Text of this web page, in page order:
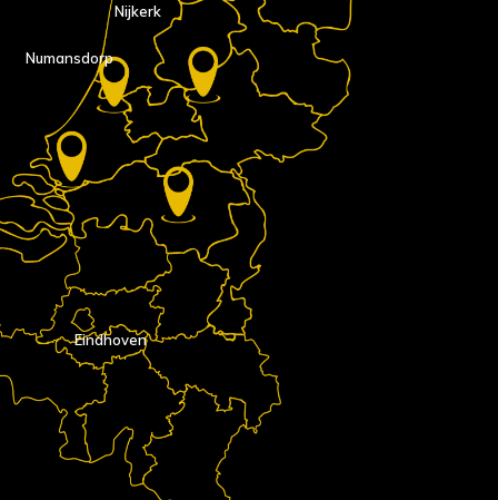
Eindhoven
Nijkerk
Numansdorp